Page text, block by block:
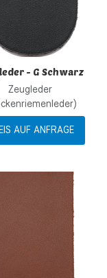
- G Schwarz
Zeugleder
AUF ANFRAGE
hinzufügen
hinzufügen